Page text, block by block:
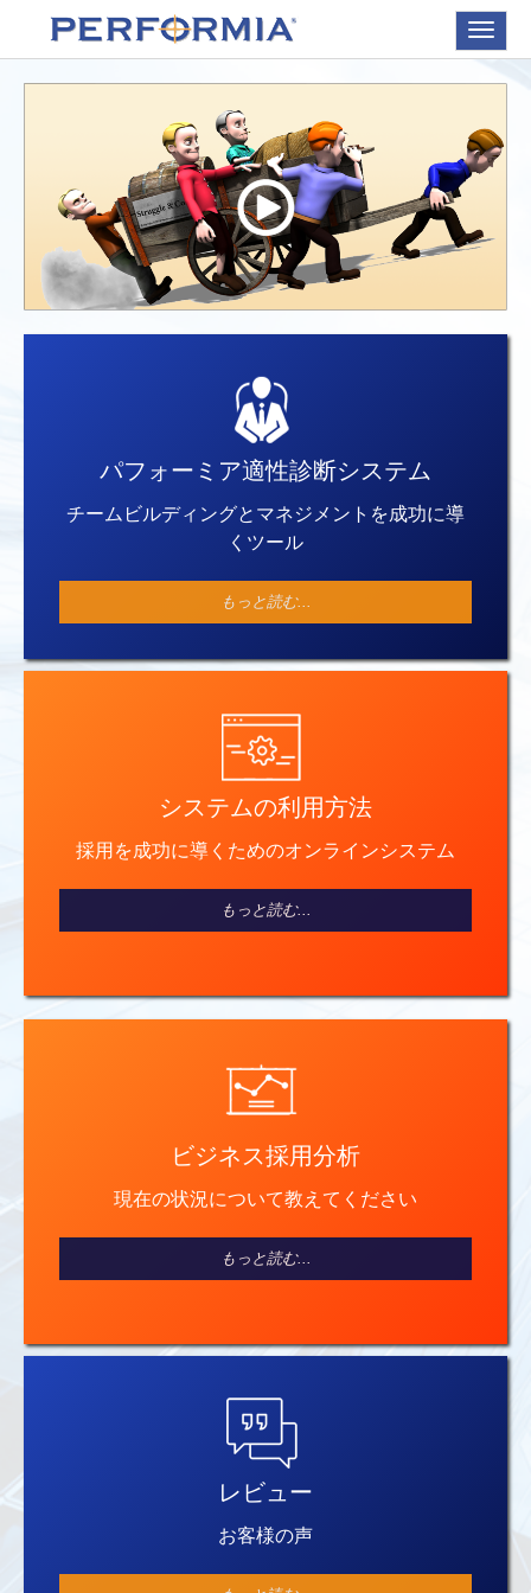
Toggle
パフォーミア適性診断システム
チームビルディングとマネジメントを成功に導
くツール
もっと読む...
システムの利用方法
採用を成功に導くためのオンラインシステム
もっと読む...
ビジネス採用分析
現在の状況について教えてください
もっと読む...
レビュー
お客様の声